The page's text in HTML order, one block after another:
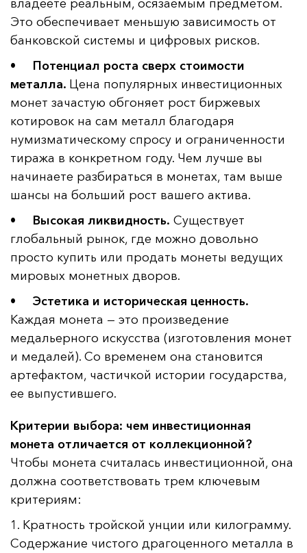
владеете реальным, осязаемым предметом.
Это обеспечивает меньшую зависимость от
банковской системы и цифровых рисков.
• Потенциал роста сверх стоимости
металла. Цена популярных инвестиционных
монет зачастую обгоняет рост биржевых
котировок на сам металл благодаря
нумизматическому спросу и ограниченности
тиража в конкретном году. Чем лучше вы
начинаете разбираться в монетах, там выше
шансы на больший рост вашего актива.
• Высокая ликвидность. Существует
глобальный рынок, где можно довольно
просто купить или продать монеты ведущих
мировых монетных дворов.
• Эстетика и историческая ценность.
Каждая монета — это произведение
медальерного искусства (изготовления монет
и медалей). Со временем она становится
артефактом, частичкой истории государства,
ее выпустившего.
Критерии выбора: чем инвестиционная
монета отличается от коллекционной?
Чтобы монета считалась инвестиционной, она
должна соответствовать трем ключевым
критериям:
1. Кратность тройской унции или килограмму.
Содержание чистого драгоценного металла в